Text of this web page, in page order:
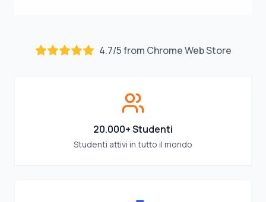
4.7/5from Chrome Web Store
20.000+ Studenti
Studenti attivi in tutto il mondo